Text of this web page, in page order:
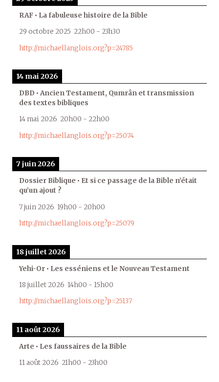
RAF • La fabuleuse histoire de la Bible
29 octobre 2025 22h00 - 23h30
http://michaellanglois.org?p=24785
14 mai 2026
DBD • Ancien Testament, Qumrân et transmission
des textes bibliques
14 mai 2026 20h00 - 22h00
http://michaellanglois.org?p=25074
7 juin 2026
Dossier Biblique • Et si ce passage de la Bible n’était
qu’un ajout ?
7 juin 2026 19h00 - 20h00
http://michaellanglois.org?p=25079
18 juillet 2026
Yehi-Or • Les esséniens et le Nouveau Testament
18 juillet 2026 14h00 - 15h00
http://michaellanglois.org?p=25137
11 août 2026
Arte • Les faussaires de la Bible
11 août 2026 21h00 - 23h00